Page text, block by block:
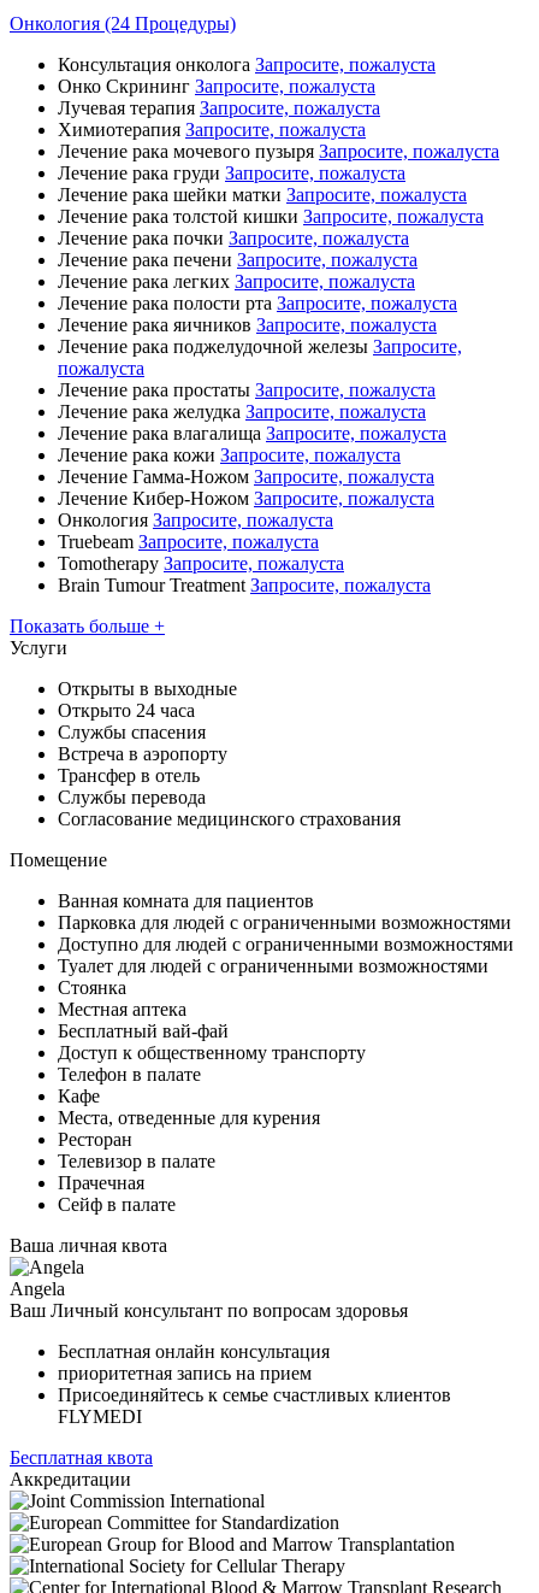
Онкология (24 Процедуры)
Консультация онколога Запросите, пожалуста
Онко Скрининг Запросите, пожалуста
Лучевая терапия Запросите, пожалуста
Химиотерапия Запросите, пожалуста
Лечение рака мочевого пузыря Запросите, пожалуста
Лечение рака груди Запросите, пожалуста
Лечение рака шейки матки Запросите, пожалуста
Лечение рака толстой кишки Запросите, пожалуста
Лечение рака почки Запросите, пожалуста
Лечение рака печени Запросите, пожалуста
Лечение рака легких Запросите, пожалуста
Лечение рака полости рта Запросите, пожалуста
Лечение рака яичников Запросите, пожалуста
Лечение рака поджелудочной железы Запросите,
пожалуста
Лечение рака простаты Запросите, пожалуста
Лечение рака желудка Запросите, пожалуста
Лечение рака влагалища Запросите, пожалуста
Лечение рака кожи Запросите, пожалуста
Лечение Гамма-Ножом Запросите, пожалуста
Лечение Кибер-Ножом Запросите, пожалуста
Онкология Запросите, пожалуста
Truebeam Запросите, пожалуста
Tomotherapy Запросите, пожалуста
Brain Tumour Treatment Запросите, пожалуста
Показать больше +
Услуги
Открыты в выходные
Открыто 24 часа
Службы спасения
Встреча в аэропорту
Трансфер в отель
Службы перевода
Согласование медицинского страхования
Помещение
Ванная комната для пациентов
Парковка для людей с ограниченными возможностями
Доступно для людей с ограниченными возможностями
Туалет для людей с ограниченными возможностями
Стоянка
Местная аптека
Бесплатный вай-фай
Доступ к общественному транспорту
Телефон в палате
Кафе
Места, отведенные для курения
Ресторан
Телевизор в палате
Прачечная
Сейф в палате
Ваша личная квота
Angela
Ваш Личный консультант по вопросам здоровья
Бесплатная онлайн консультация
приоритетная запись на прием
Присоединяйтесь к семье счастливых клиентов
FLYMEDI
Бесплатная квота
Аккредитации